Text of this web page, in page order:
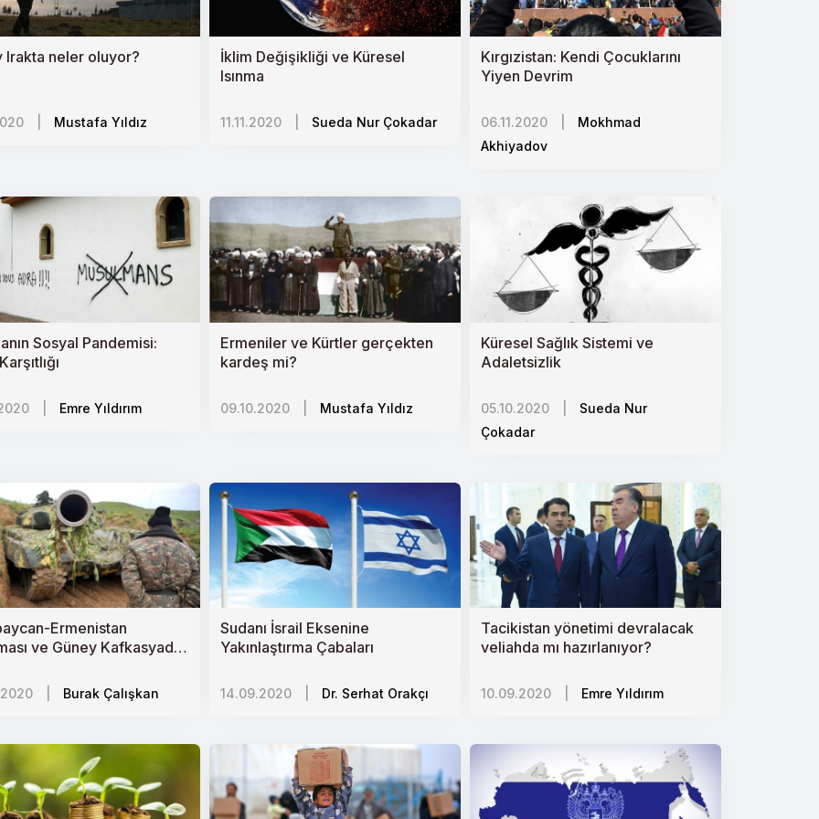
Öncelikler
Çıkma Yöntemleri
ve Stratejik Hedefler
Bölgeler
Filistinli Mülteciler
Irakta neler oluyor?
Mustafa Yıldız
İklim Değişikliği ve Küresel
Isınma
11.11.2020 Sueda Nur Çokadar
Kırgızistan: Kendi Çocuklarını
Yiyen Devrim
06.11.2020
Mokhmad
Akhiyadov
Sosyal Pandemisi:
Emre Yıldırım
Ermeniler ve Kürtler gerçekten
kardeş mi?
09.10.2020 Mustafa Yıldız
Küresel Sağlık Sistemi ve
Adaletsizlik
05.10.2020
Sueda Nur
Çokadar
Ermenistan
ve Güney Kafkasyada
Burak Çalışkan
Sudanı İsrail Eksenine
Yakınlaştırma Çabaları
14.09.2020 Dr. Serhat Orakçı
Tacikistan yönetimi devralacak
veliahda mı hazırlanıyor?
10.09.2020 Emre Yıldırım